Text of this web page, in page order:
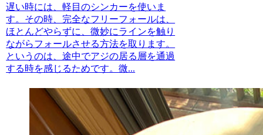
遅い時には、軽目のシンカーを使いま
す。その時、完全なフリーフォールは、
ほとんどやらずに、微妙にラインを触り
ながらフォールさせる方法を取ります。
というのは、途中でアジの居る層を通過
する時を感じるためです。微...